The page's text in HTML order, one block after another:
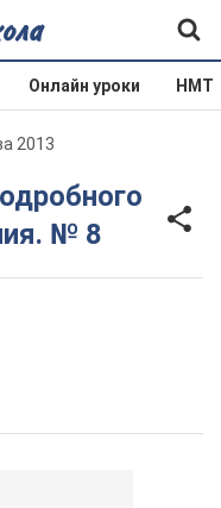
Онлайн уроки НМТ
2013
№ 8